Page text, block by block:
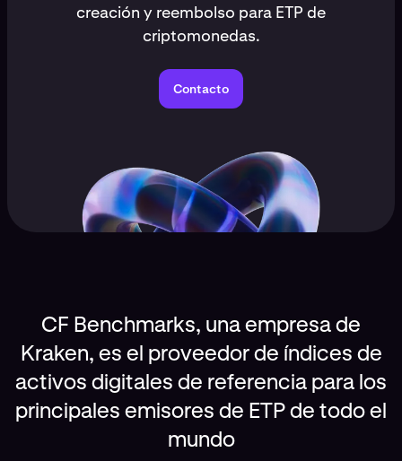
creación y reembolso para ETP de
criptomonedas.
Contacto
CF Benchmarks, una empresa de
Kraken, es el proveedor de índices de
activos digitales de referencia para los
principales emisores de ETP de todo el
mundo